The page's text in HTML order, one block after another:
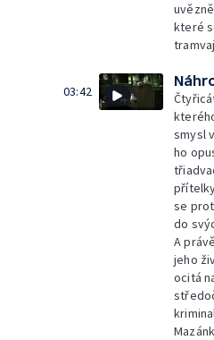
které
03:42
smysl
ho
se
do
A
jeho
ocitá